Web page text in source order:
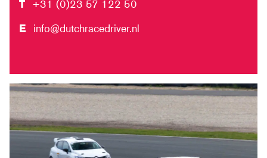
T +31 (0)23 57 122 50
E info@dutchracedriver.nl